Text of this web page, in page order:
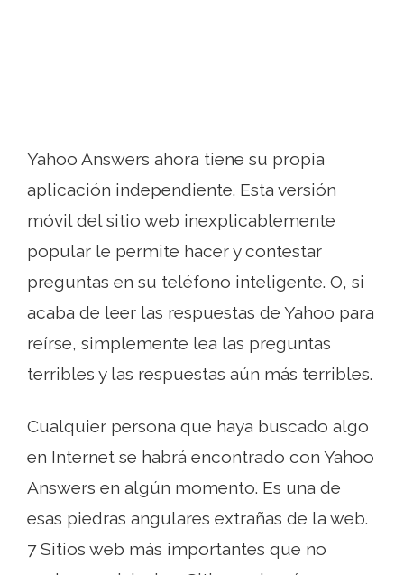
Yahoo Answers ahora tiene su propia
aplicación independiente. Esta versión
móvil del sitio web inexplicablemente
popular le permite hacer y contestar
preguntas en su teléfono inteligente. O, si
acaba de leer las respuestas de Yahoo para
reírse, simplemente lea las preguntas
terribles y las respuestas aún más terribles.
Cualquier persona que haya buscado algo
en Internet se habrá encontrado con Yahoo
Answers en algún momento. Es una de
esas piedras angulares extrañas de la web.
7 Sitios web más importantes que no